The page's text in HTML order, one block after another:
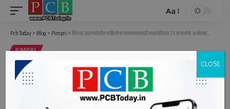
Font
Resizer
Aa
Pcb Today > Blog > Pimpri > विधवा, घटस्फोटीत महिलांना व्यवसायासाठी महापालिका 25 हजारांचे अर्थसहाय्य करणार
PIMPRI
विधवा, घटस्फोटीत महिलांना व्यवसायासाठी
महापालिका 25 हजारांचे अर्थसहाय्य करणार
CLOSE